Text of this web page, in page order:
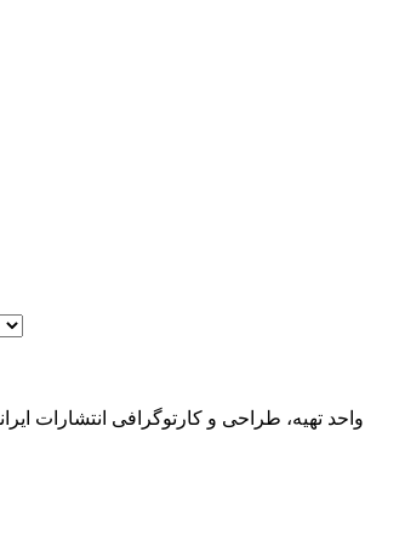
واحد تهیه، طراحی و کارتوگرافی انتشارات